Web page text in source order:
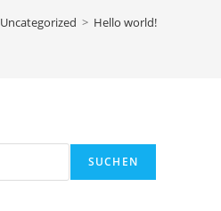
Uncategorized > Hello world!
SUCHEN